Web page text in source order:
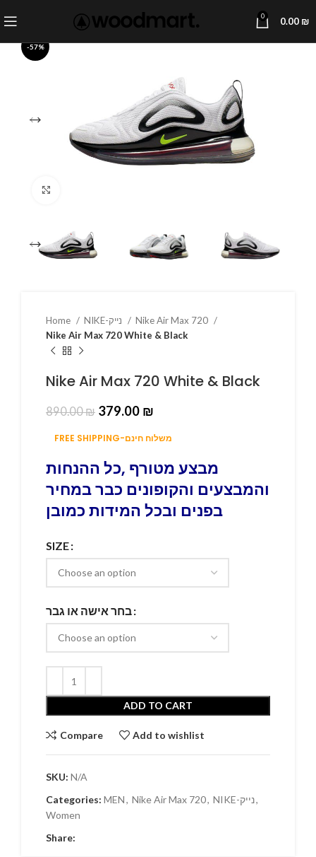
0 0.00 ₪
-57%
Home
Nike Air Max 720
Nike Air Max 720 White & Black
Nike Air Max 720 White & Black
890.00₪ 379.00 ₪
FREE SHIPPING-משלוח חינם
מבצע מטורף ,כל ההנחות
והמבצעים והקופונים כבר במחיר
בפנים ובכל המידות כמובן
SIZE
בחר אישה או גבר
ADD TO CART
Compare Add to wishlist
SKU: N/A
Categories: MEN, Nike Air Max 720, NIKE-נייק,
Women
Share: